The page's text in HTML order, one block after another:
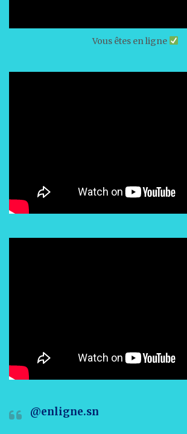
Vous êtes en ligne
@enligne.sn